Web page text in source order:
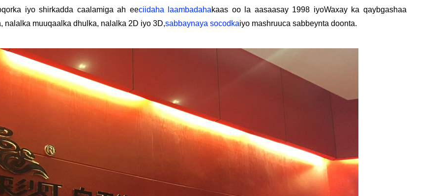
iyo shirkadda caalamiga ah eeciidaha laambadahakaas oo la aasaasay 1998 iyoWaxay ka qaybgashaa
nalalka muuqaalka dhulka, nalalka 2D iyo 3D,sabbaynaya socodkaiyo mashruuca sabbeynta doonta.